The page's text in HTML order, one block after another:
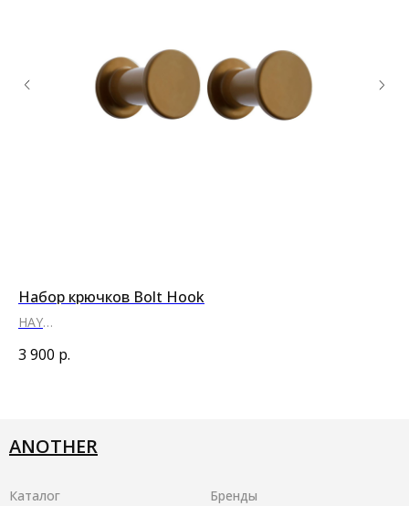
Набор крючков Bolt Hook
HAY
3 900 р.
ANOTHER
Бренды
Каталог